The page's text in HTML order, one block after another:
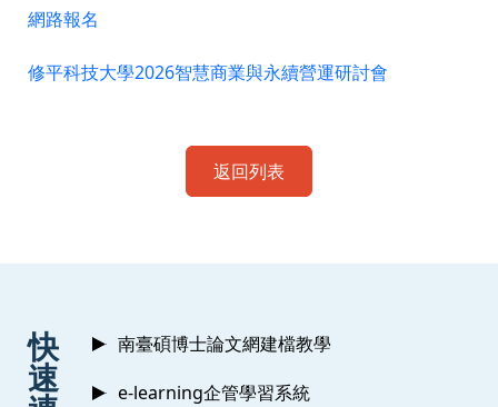
網路報名
修平科技大學2026智慧商業與永續營運研討會
返回列表
快
速
南臺碩博士論文網建檔教學
e-learning企管學習系統